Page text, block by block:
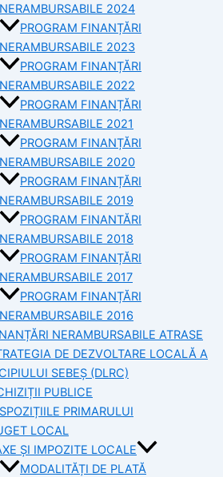
NERAMBURSABILE 2024
PROGRAM FINANȚĂRI
NERAMBURSABILE 2023
PROGRAM FINANȚĂRI
NERAMBURSABILE 2022
PROGRAM FINANȚĂRI
NERAMBURSABILE 2021
PROGRAM FINANȚĂRI
NERAMBURSABILE 2020
PROGRAM FINANȚĂRI
NERAMBURSABILE 2019
PROGRAM FINANTĂRI
NERAMBURSABILE 2018
PROGRAM FINANȚĂRI
NERAMBURSABILE 2017
PROGRAM FINANȚĂRI
NERAMBURSABILE 2016
NERAMBURSABILE ATRASE
DE DEZVOLTARE LOCALĂ A
SEBEȘ (DLRC)
PUBLICE
PRIMARULUI
LOCAL
ȘI IMPOZITE LOCALE
MODALITĂȚI DE PLATĂ